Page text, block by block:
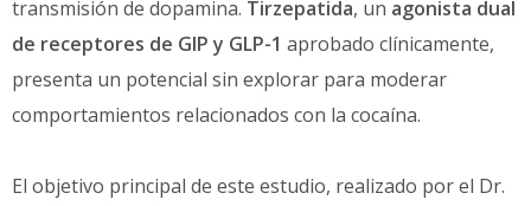
transmisión de dopamina. Tirzepatida, un agonista dual
de receptores de GIP y GLP-1 aprobado clínicamente,
presenta un potencial sin explorar para moderar
comportamientos relacionados con la cocaína.
El objetivo principal de este estudio, realizado por el Dr.